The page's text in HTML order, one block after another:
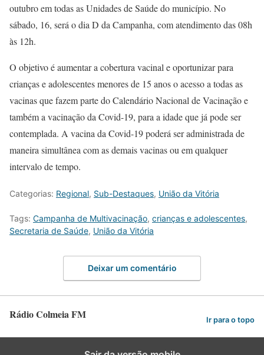
outubro em todas as Unidades de Saúde do município. No
sábado, 16, será o dia D da Campanha, com atendimento das 08h
às 12h.
O objetivo é aumentar a cobertura vacinal e oportunizar para
crianças e adolescentes menores de 15 anos o acesso a todas as
vacinas que fazem parte do Calendário Nacional de Vacinação e
também a vacinação da Covid-19, para a idade que já pode ser
contemplada. A vacina da Covid-19 poderá ser administrada de
maneira simultânea com as demais vacinas ou em qualquer
intervalo de tempo.
Categorias: Regional, Sub-Destaques, União da Vitória
Tags: Campanha de Multivacinação, crianças e adolescentes,
Secretaria de Saúde, União da Vitória
Deixar um comentário
Rádio Colmeia FM Ir para o topo